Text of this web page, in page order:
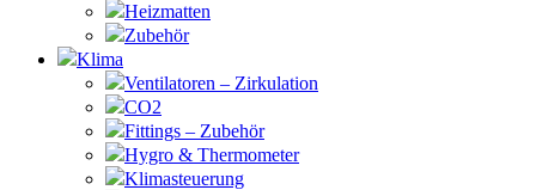
Heizmatten
Zubehör
Klima
Ventilatoren – Zirkulation
CO2
Fittings – Zubehör
Hygro & Thermometer
Klimasteuerung